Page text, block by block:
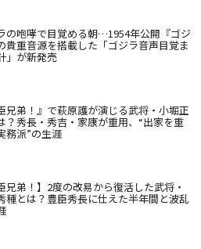
の咆哮で目覚める朝…1954年公開『ゴジ
貴重音源を搭載した「ゴジラ音声目覚ま
」が新発売
兄弟！』で萩原護が演じる武将・小堀正
？秀長・秀吉・家康が重用、“出家を重
務派”の生涯
兄弟！】2度の改易から復活した武将・
種とは？豊臣秀長に仕えた半年間と波乱